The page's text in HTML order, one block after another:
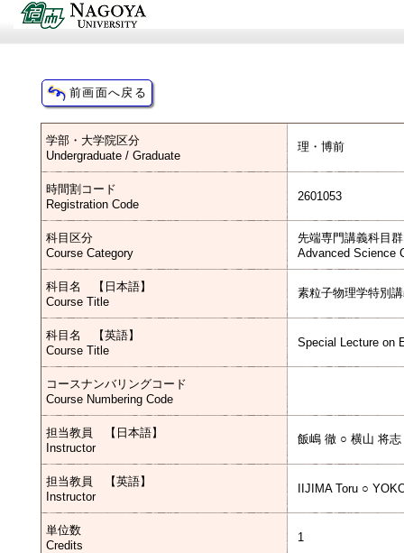
学部・大学院区分
Undergraduate / Graduate
理・博前
時間割コード
Registration Code
2601053
科目区分
Course Category
先端専門講義科目
Advanced Science
科目名 【日本語】
Course Title
素粒子物理学特別
科目名 【英語】
Course Title
Special Lecture on
コースナンバリングコード
Course Numbering Code
担当教員 【日本語】
Instructor
飯嶋 徹 ○ 横山 将志
担当教員 【英語】
Instructor
IIJIMA Toru ○
単位数
Credits
1